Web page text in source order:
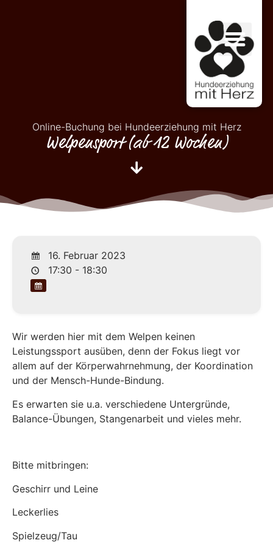
Online-Buchung bei Hundeerziehung mit Herz
Welpensport (ab 12 Wochen)
16. Februar 2023
17:30 - 18:30
Wir werden hier mit dem Welpen keinen
Leistungssport ausüben, denn der Fokus liegt vor
allem auf der Körperwahrnehmung, der Koordination
und der Mensch-Hunde-Bindung.
Es erwarten sie u.a. verschiedene Untergründe,
Balance-Übungen, Stangenarbeit und vieles mehr.
Bitte mitbringen:
Geschirr und Leine
Leckerlies
Spielzeug/Tau